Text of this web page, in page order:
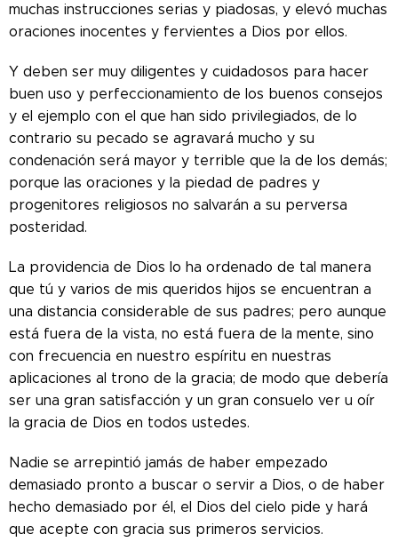
muchas instrucciones serias y piadosas, y elevó muchas
oraciones inocentes y fervientes a Dios por ellos.
Y deben ser muy diligentes y cuidadosos para hacer
buen uso y perfeccionamiento de los buenos consejos
y el ejemplo con el que han sido privilegiados, de lo
contrario su pecado se agravará mucho y su
condenación será mayor y terrible que la de los demás;
porque las oraciones y la piedad de padres y
progenitores religiosos no salvarán a su perversa
posteridad.
La providencia de Dios lo ha ordenado de tal manera
que tú y varios de mis queridos hijos se encuentran a
una distancia considerable de sus padres; pero aunque
está fuera de la vista, no está fuera de la mente, sino
con frecuencia en nuestro espíritu en nuestras
aplicaciones al trono de la gracia; de modo que debería
ser una gran satisfacción y un gran consuelo ver u oír
la gracia de Dios en todos ustedes.
Nadie se arrepintió jamás de haber empezado
demasiado pronto a buscar o servir a Dios, o de haber
hecho demasiado por él, el Dios del cielo pide y hará
que acepte con gracia sus primeros servicios.